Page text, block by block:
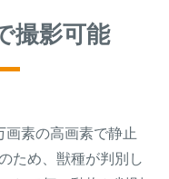
撮影可能
素の高画素で静止
ため、獣種が判別し